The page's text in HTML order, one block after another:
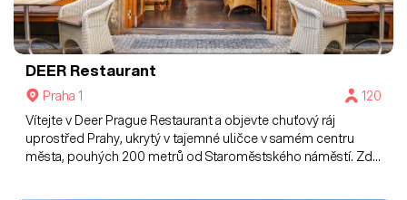
DEER Restaurant
Praha 1
120
Vítejte v Deer Prague Restaurant a objevte chuťový ráj
uprostřed Prahy, ukrytý v tajemné uličce v samém centru
města, pouhých 200 metrů od Staroměstského náměstí. Zde